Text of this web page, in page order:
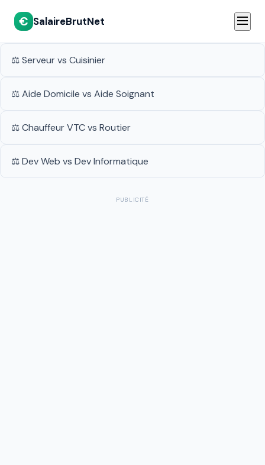
€ SalaireBrutNet
⚖️ Serveur vs Cuisinier
⚖️ Aide Domicile vs Aide Soignant
⚖️ Chauffeur VTC vs Routier
⚖️ Dev Web vs Dev Informatique
PUBLICITÉ